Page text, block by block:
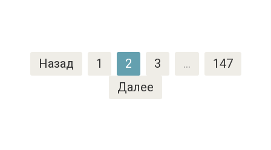
Пагинация
записей
Назад 1 2 3 …
147
Далее